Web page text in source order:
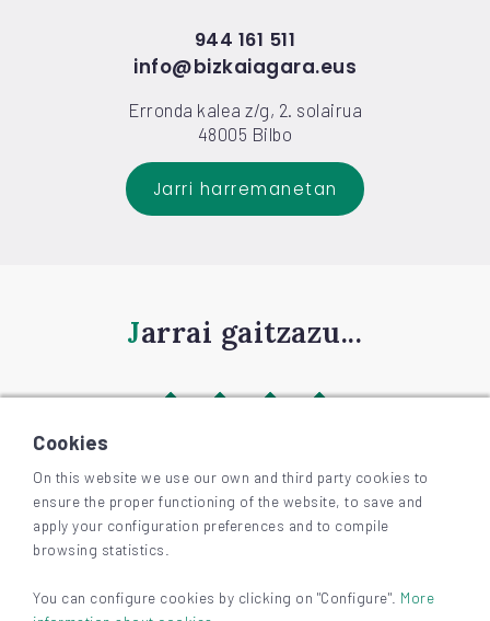
944 161 511
info@bizkaiagara.eus
Erronda kalea z/g, 2. solairua
48005 Bilbo
Jarri harremanetan
Jarrai gaitzazu...
©2026 BIZKAIAGARA
Irisgarritasuna
Lege-oharra eta pribatutasuna
Cookies
On this website we use our own and third party cookies to
ensure the proper functioning of the website, to save and
apply your configuration preferences and to compile
browsing statistics.
You can configure cookies by clicking on "Configure". More